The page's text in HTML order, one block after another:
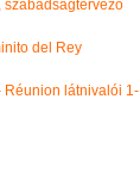
szabadságtervező
del Rey
Réunion látnivalói 1-